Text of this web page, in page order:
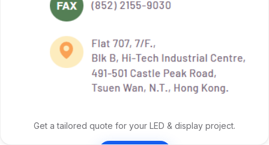
Get a tailored quote for your LED & display project.